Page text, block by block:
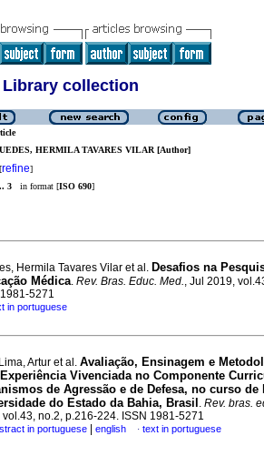
Library collection
HERMILA TAVARES VILAR [Author]
[refine]
3 in format [ISO 690]
Hermila Tavares Vilar et al. Desafios na
Médica. Rev. Bras. Educ. Med., Jul 2019,
1981-5271
in portuguese
Artur et al. Avaliação, Ensinagem e
Vivenciada no Componente
de Agressão e de Defesa, no curso de
do Estado da Bahia, Brasil . Rev. bras.
vol.43, no.2, p.216-224. ISSN 1981-5271
in portuguese english · text in portuguese